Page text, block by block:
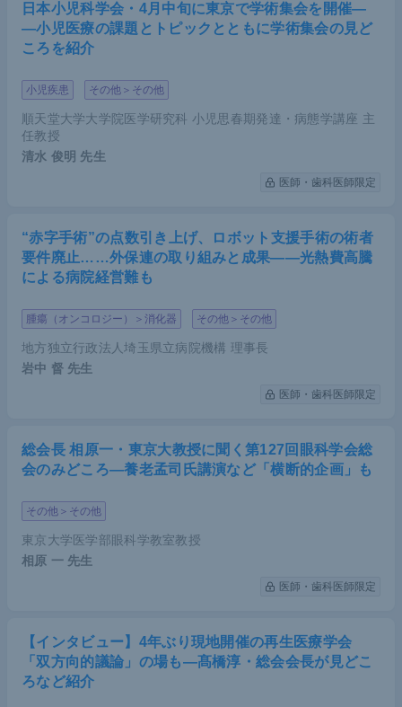
日本小児科学会・4月中旬に東京で学術集会を開催―
―小児医療の課題とトピックとともに学術集会の見ど
ころを紹介
小児疾患 その他＞その他
順天堂大学大学院医学研究科 小児思春期発達・病態学講座 主
任教授
清水 俊明 先生
医師・歯科医師限定
“赤字手術”の点数引き上げ、ロボット支援手術の術者
要件廃止……外保連の取り組みと成果――光熱費高騰
による病院経営難も
腫瘍（オンコロジー）＞消化器 その他＞その他
地方独立行政法人埼玉県立病院機構 理事長
岩中 督 先生
医師・歯科医師限定
総会長 相原一・東京大教授に聞く第127回眼科学会総
会のみどころ―養老孟司氏講演など「横断的企画」も
その他＞その他
東京大学医学部眼科学教室教授
相原 一 先生
医師・歯科医師限定
【インタビュー】4年ぶり現地開催の再生医療学会
「双方向的議論」の場も―髙橋淳・総会会長が見どこ
ろなど紹介